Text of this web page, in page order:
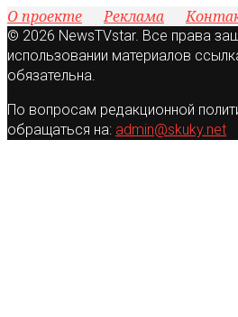
О проекте Реклама
© 2026 NewsTVstar. Все права
использовании материалов
обязательна.
По вопросам редакционной
обращаться на: admin@skuky.net